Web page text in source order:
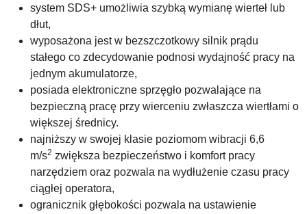
system SDS+ umożliwia szybką wymianę wierteł lub
dłut,
wyposażona jest w bezszczotkowy silnik prądu
stałego co zdecydowanie podnosi wydajność pracy na
jednym akumulatorze,
posiada elektroniczne sprzęgło pozwalające na
bezpieczną pracę przy wierceniu zwłaszcza wiertłami o
większej średnicy.
najniższy w swojej klasie poziomom wibracji 6,6
m/s2 zwiększa bezpieczeństwo i komfort pracy
narzędziem oraz pozwala na wydłużenie czasu pracy
ciągłej operatora,
ogranicznik głębokości pozwala na ustawienie